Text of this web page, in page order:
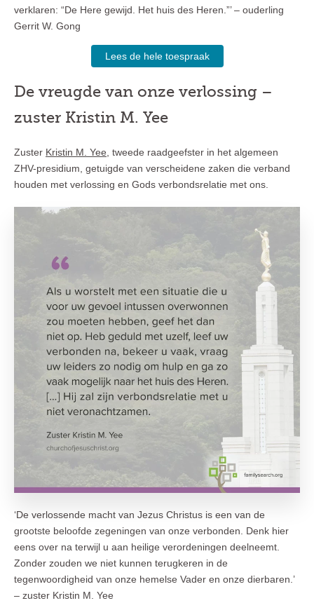
verklaren: “De Here gewijd. Het huis des Heren.”’ – ouderling
Gerrit W. Gong
Lees de hele toespraak
De vreugde van onze verlossing –
zuster Kristin M. Yee
Zuster Kristin M. Yee , tweede raadgeefster in het algemeen
ZHV-presidium, getuigde van verscheidene zaken die verband
houden met verlossing en Gods verbondsrelatie met ons.
‘De verlossende macht van Jezus Christus is een van de
grootste beloofde zegeningen van onze verbonden. Denk hier
eens over na terwijl u aan heilige verordeningen deelneemt.
Zonder zouden we niet kunnen terugkeren in de
tegenwoordigheid van onze hemelse Vader en onze dierbaren.’
– zuster Kristin M. Yee